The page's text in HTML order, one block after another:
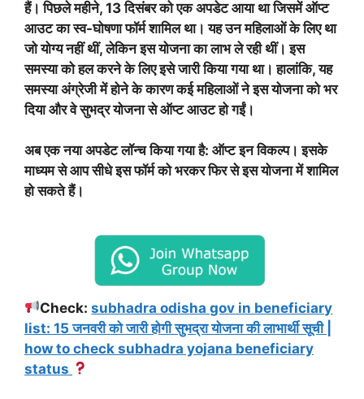
हैं। पिछले महीने, 13 दिसंबर को एक अपडेट आया था जिसमें ऑप्ट
आउट का स्व-घोषणा फॉर्म शामिल था। यह उन महिलाओं के लिए था
जो योग्य नहीं थीं, लेकिन इस योजना का लाभ ले रही थीं। इस
समस्या को हल करने के लिए इसे जारी किया गया था। हालांकि, यह
समस्या अंग्रेजी में होने के कारण कई महिलाओं ने इस योजना को भर
दिया और वे सुभद्र योजना से ऑप्ट आउट हो गईं।
अब एक नया अपडेट लॉन्च किया गया है: ऑप्ट इन विकल्प। इसके
माध्यम से आप सीधे इस फॉर्म को भरकर फिर से इस योजना में शामिल
हो सकते हैं।
Check:subhadra odisha gov in beneficiary
list: 15 जनवरी को जारी होगी सुभद्रा योजना की लाभार्थी सूची |
how to check subhadra yojana beneficiary
status